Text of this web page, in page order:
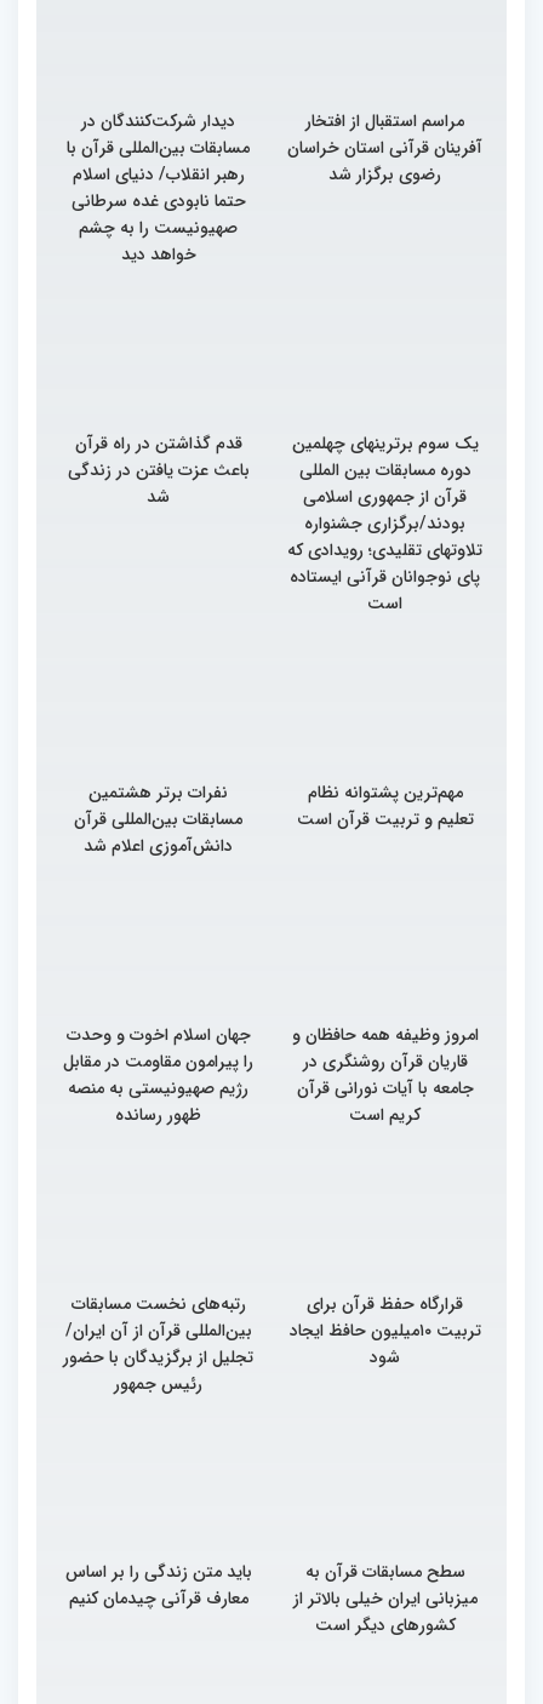
مراسم استقبال از افتخار
آفرینان قرآنی استان خراسان
رضوی برگزار شد
دیدار شرکت‌کنندگان در
مسابقات بین‌المللی قرآن با
رهبر انقلاب/ دنیای اسلام
حتما نابودی غده سرطانی
صهیونیست را به چشم
خواهد دید
یک سوم برترینهای چهلمین
دوره مسابقات بین المللی
قرآن از جمهوری اسلامی
بودند/برگزاری جشنواره
تلاوتهای تقلیدی؛ رویدادی که
پای نوجوانان قرآنی ایستاده
است
قدم گذاشتن در راه قرآن
باعث عزت یافتن در زندگی
شد
مهم‌ترین پشتوانه نظام
تعلیم و تربیت قرآن است
نفرات برتر هشتمین
مسابقات بین‌المللی قرآن
دانش‌آموزی اعلام شد
امروز وظیفه همه حافظان و
قاریان قرآن روشنگری در
جامعه با آیات نورانی قرآن
کریم است
جهان اسلام اخوت و وحدت
را پیرامون مقاومت در مقابل
رژیم صهیونیستی به منصه
ظهور رسانده
قرارگاه حفظ قرآن برای
تربیت ۱۰میلیون حافظ ایجاد
شود
رتبه‌های نخست مسابقات
بین‌المللی قرآن از آن ایران/
تجلیل از برگزیدگان با حضور
رئیس جمهور
سطح مسابقات قرآن به
میزبانی ایران خیلی بالاتر از
کشورهای دیگر است
باید متن زندگی را بر اساس
معارف قرآنی چیدمان کنیم